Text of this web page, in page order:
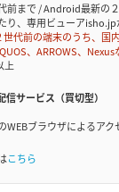
前まで / Android最新の
り、専用ビューアisho.jp
代前の端末のうち、国
、ARROWS、
上
信サービス（買切型）
ブラウザによるアク
こちら